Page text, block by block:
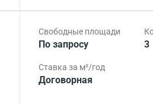
Свободные площади
По запросу 3
Ставка за м²/год
Договорная